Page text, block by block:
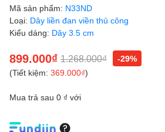
Mã sản phẩm: N33ND
Loại: Dây liền đan viền thủ công
Kiểu dáng: Dây 3.5 cm
899.000₫ 1.268.000₫
-29%
(Tiết kiệm: 369.000₫)
Mua trả sau 0 ₫ với